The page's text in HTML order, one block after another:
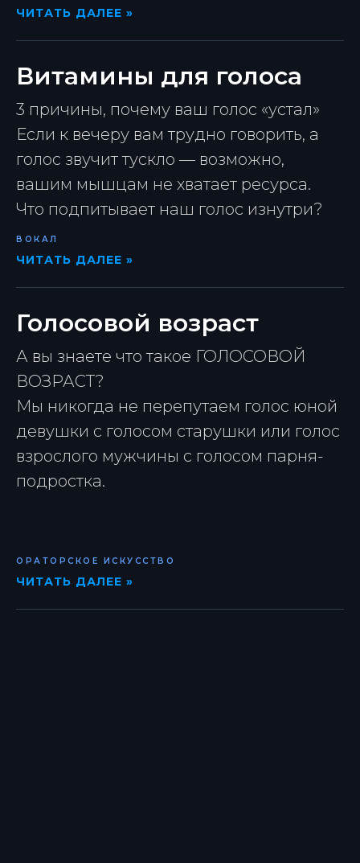
ЧИТАТЬ ДАЛЕЕ »
Витамины для голоса
3 причины, почему ваш голос «устал»
Если к вечеру вам трудно говорить, а
голос звучит тускло — возможно,
вашим мышцам не хватает ресурса.
Что подпитывает наш голос изнутри?
ВОКАЛ
ЧИТАТЬ ДАЛЕЕ »
Голосовой возраст
А вы знаете что такое ГОЛОСОВОЙ
ВОЗРАСТ?
Мы никогда не перепутаем голос юной
девушки с голосом старушки или голос
взрослого мужчины с голосом парня-
подростка.
ОРАТОРСКОЕ ИСКУССТВО
ЧИТАТЬ ДАЛЕЕ »